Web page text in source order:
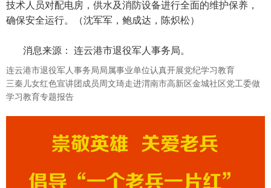
技术人员对配电房，供水及消防设备进行全面的维护保养，
确保安全运行。（沈军军，鲍成达，陈炽松）
消息来源： 连云港市退役军人事务局。
连云港市退役军人事务局局属事业单位认真开展党纪学习教育
三秦儿女红色宣讲团成员周文琦走进渭南市高新区金城社区党工委做
学习教育专题报告